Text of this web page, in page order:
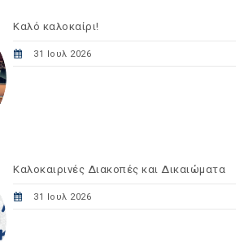
Καλό καλοκαίρι!
31 Ιουλ 2026
Καλοκαιρινές Διακοπές και Δικαιώματα
31 Ιουλ 2026